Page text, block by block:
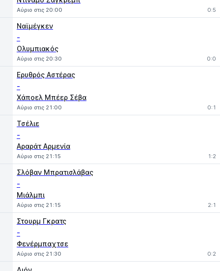
Αύριο στις 20:00 0:5
Ναϊμέγκεν
-
Ολυμπιακός
Αύριο στις 20:30 0:0
Ερυθρός Αστέρας
-
Χάποελ Μπέερ Σέβα
Αύριο στις 21:00 0:1
Τσέλιε
-
Αραράτ Αρμενία
Αύριο στις 21:15 1:2
Σλόβαν Μπρατισλάβας
-
Μιάλμπι
Αύριο στις 21:15 2:1
Στουρμ Γκρατς
-
Φενέρμπαχτσε
Αύριο στις 21:30 0:2